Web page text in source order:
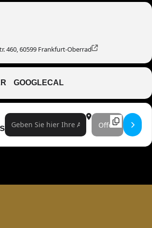
460, 60599 Frankfurt-Oberrad
GOOGLECAL
Address - Der Bücherwurm: Jeder stellt ein Buch
Destination Address